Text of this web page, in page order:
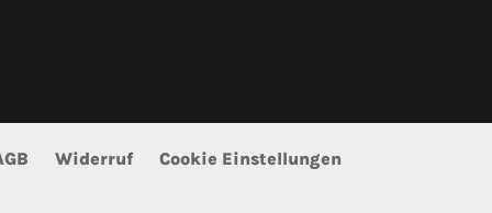
Widerruf Cookie Einstellungen